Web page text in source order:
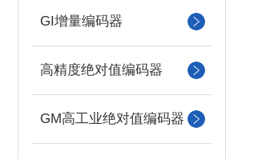
GI增量编码器
高精度绝对值编码器
GM高工业绝对值编码器